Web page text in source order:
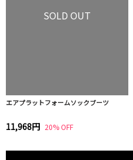
SOLD OUT
エアプラットフォームソックブーツ
11,968円 20% OFF